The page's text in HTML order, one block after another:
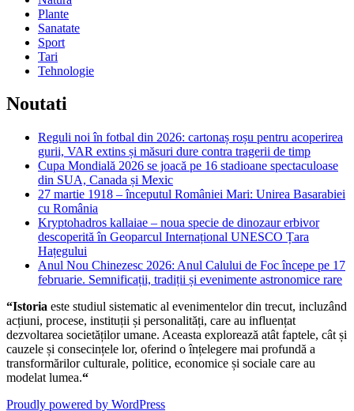
Plante
Sanatate
Sport
Tari
Tehnologie
Noutati
Reguli noi în fotbal din 2026: cartonaș roșu pentru acoperirea
gurii, VAR extins și măsuri dure contra tragerii de timp
Cupa Mondială 2026 se joacă pe 16 stadioane spectaculoase
din SUA, Canada și Mexic
27 martie 1918 – începutul României Mari: Unirea Basarabiei
cu România
Kryptohadros kallaiae – noua specie de dinozaur erbivor
descoperită în Geoparcul Internațional UNESCO Țara
Hațegului
Anul Nou Chinezesc 2026: Anul Calului de Foc începe pe 17
februarie. Semnificații, tradiții și evenimente astronomice rare
“Istoria este studiul sistematic al evenimentelor din trecut, incluzând
acțiuni, procese, instituții și personalități, care au influențat
dezvoltarea societăților umane. Aceasta explorează atât faptele, cât și
cauzele și consecințele lor, oferind o înțelegere mai profundă a
transformărilor culturale, politice, economice și sociale care au
modelat lumea.“
Proudly powered by WordPress